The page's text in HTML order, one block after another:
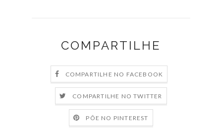
COMPARTILHE
COMPARTILHE NO FACEBOOK
COMPARTILHE NO TWITTER
PÕE NO PINTEREST